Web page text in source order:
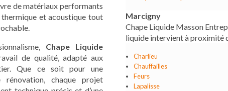
de matériaux performants
thermique et acoustique tout
Chape Liquide
de qualité, adapté aux
Que ce soit pour une
chaque projet
Marcigny
Chape Liquide Masson
liquide intervient à proximité
Charlieu
Chauffailles
Feurs
Lapalisse